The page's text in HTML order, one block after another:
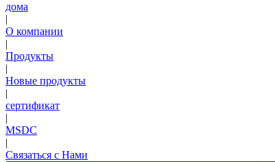
дома
|
О компании
|
Продукты
|
Новые продукты
|
сертификат
|
MSDC
|
Связаться с Нами